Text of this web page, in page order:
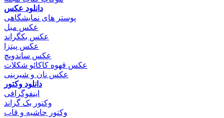
دانلود عکس
پوستر های نمایشگاهی
عکس مبل
عکس بکگراند
عکس پیتزا
عکس ساندویچ
عکس قهوه کاکائو شکلات
عکس نان و شیرینی
دانلود وکتور
اینفوگرافی
وکتور بک گراند
وکتور حاشیه و قاب